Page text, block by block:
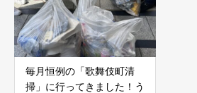
毎月恒例の「歌舞伎町清
掃」に行ってきました！う